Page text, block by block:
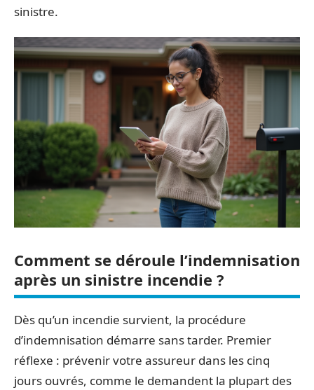
sinistre.
Comment se déroule l’indemnisation
après un sinistre incendie ?
Dès qu’un incendie survient, la procédure
d’indemnisation démarre sans tarder. Premier
réflexe : prévenir votre assureur dans les cinq
jours ouvrés, comme le demandent la plupart des